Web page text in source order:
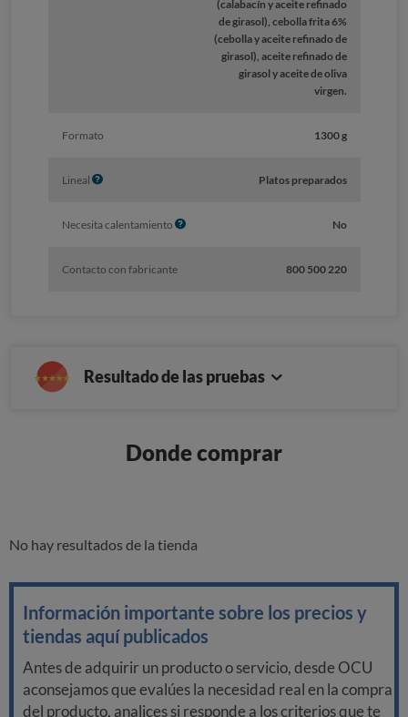
(calabacín y aceite refinado
de girasol), cebolla frita 6%
(cebolla y aceite refinado de
girasol), aceite refinado de
girasol y aceite de oliva
virgen.
Formato 1300 g
Lineal I
o
Platos preparados
Necesita calentamiento I
o
No
Contacto con fabricante 800 500 220
Resultado de las pruebas
Donde comprar
No hay resultados de la tienda
Información importante sobre los precios y
tiendas aquí publicados
Antes de adquirir un producto o servicio, desde OCU
aconsejamos que evalúes la necesidad real en la compra
del producto, analices si responde a los criterios que te